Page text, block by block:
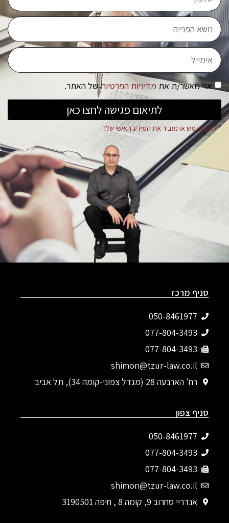
אני מאשר/ת את מדיניות הפרטיותשל האתר.
לתיאום פגישה לחצו כאן
* לא נשתמש או נעביר את המידע האישי שלך
סניף מרכז
050-8461977
077-804-3493‬
077-804-3493
shimon@tzur-law.co.il
רח' הארבעה 28 (מגדל צפוני-קומה 34), תל אביב
סניף צפון
050-8461977
077-804-3493‬
077-804-3493
shimon@tzur-law.co.il
אנדריי סחרוב 9, קומה 8 , חיפה 3190501